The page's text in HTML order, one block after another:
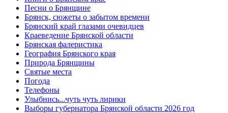
Песни о Брянщине
Брянск, сюжеты о забытом времени
Брянский край глазами очевидцев
Краеведение Брянской области
Брянская фалеристика
География Брянского края
Природа Брянщины
Святые места
Погода
Телефоны
Улыбнись...чуть чуть лирики
Выборы губернатора Брянской области 2026 год